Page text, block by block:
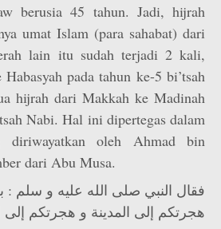
berusia 45 tahun. Jadi, hijrah
umat Islam (para sahabat) dari
lain itu sudah terjadi 2 kali,
pada tahun ke-5 bi’tsah
hijrah dari Makkah ke Madinah
Nabi. Hal ini dipertegas dalam
diriwayatkan oleh Ahmad bin
dari Abu Musa.
فقال النبي صلى الله عليه و سلم :
هجرتكم إلى المدينة و هجرتكم إلى